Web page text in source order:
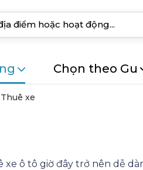
Chọn theo Gu
Thuê xe
xe ô tô giờ đây trở nên dễ